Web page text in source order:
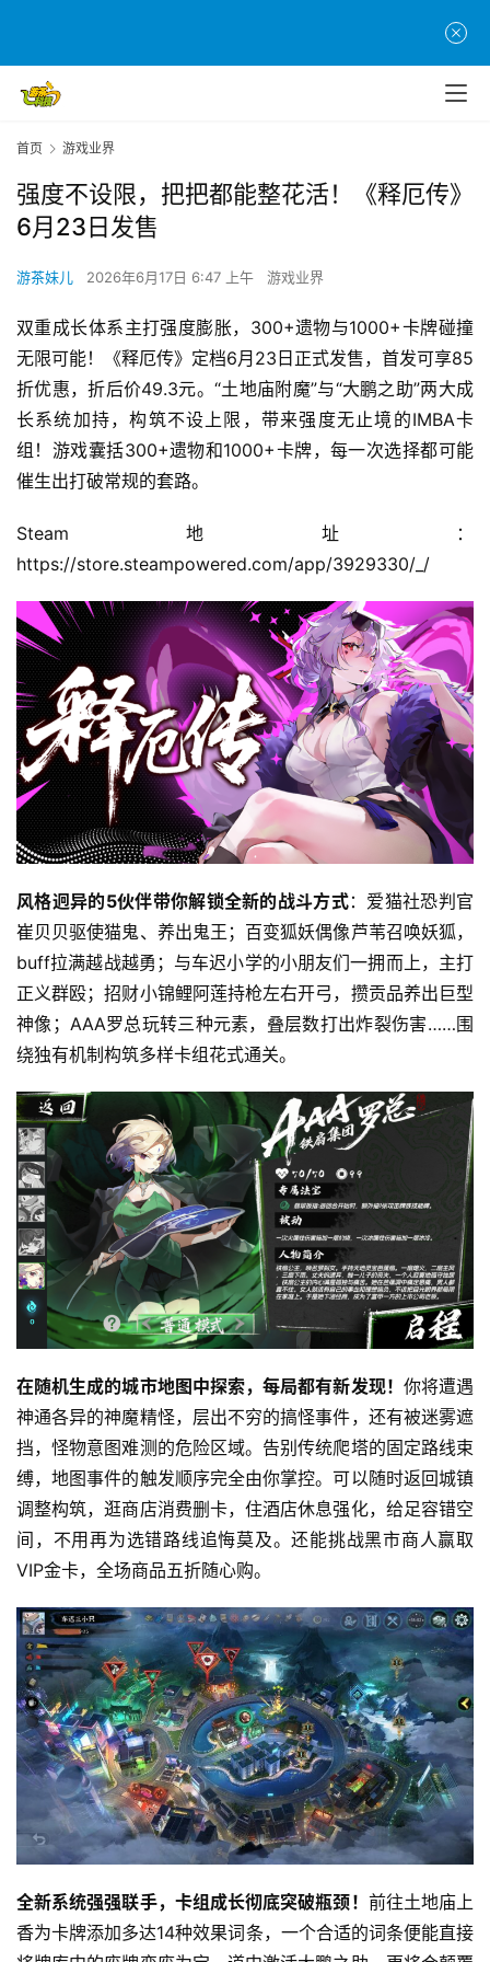
首
页
游
茶
原
创
游
戏
业
手
机
游
戏
休
首页 游戏业界
强度不设限，把把都能整花活！《释厄传》
6月23日发售
游茶妹儿 2026年6月17日 6:47 上午 游戏业界
双重成长体系主打强度膨胀，300+遗物与1000+卡牌碰撞
无限可能！《释厄传》定档6月23日正式发售，首发可享85
折优惠，折后价49.3元。“土地庙附魔”与“大鹏之助”两大成
长系统加持，构筑不设上限，带来强度无止境的IMBA卡
组！游戏囊括300+遗物和1000+卡牌，每一次选择都可能
催生出打破常规的套路。
Steam地址：
https://store.steampowered.com/app/3929330/_/
风格迥异的5伙伴带你解锁全新的战斗方式：爱猫社恐判官
崔贝贝驱使猫鬼、养出鬼王；百变狐妖偶像芦苇召唤妖狐，
buff拉满越战越勇；与车迟小学的小朋友们一拥而上，主打
正义群殴；招财小锦鲤阿莲持枪左右开弓，攒贡品养出巨型
神像；AAA罗总玩转三种元素，叠层数打出炸裂伤害……围
绕独有机制构筑多样卡组花式通关。
在随机生成的城市地图中探索，每局都有新发现！ 你将遭遇
神通各异的神魔精怪，层出不穷的搞怪事件，还有被迷雾遮
挡，怪物意图难测的危险区域。告别传统爬塔的固定路线束
缚，地图事件的触发顺序完全由你掌控。可以随时返回城镇
调整构筑，逛商店消费删卡，住酒店休息强化，给足容错空
间，不用再为选错路线追悔莫及。还能挑战黑市商人赢取
VIP金卡，全场商品五折随心购。
全新系统强强联手，卡组成长彻底突破瓶颈！ 前往土地庙上
香为卡牌添加多达14种效果词条，一个合适的词条便能直接